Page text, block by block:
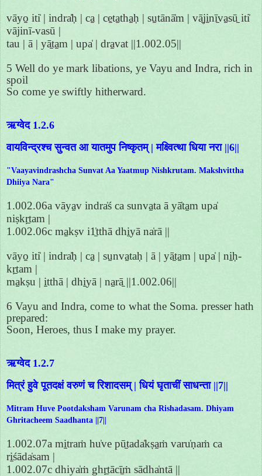
vāyo̱ iti̍ | indra̍ḥ | ca̱ | ce̱ta̱tha̱ḥ | su̱tānā̍m | vā̱ji̱nī̱va̱sū̱ iti̍
vājinī-vasū |
tau | ā | yā̱ta̱m | upa̍ | dra̱vat ||1.002.05||
5 Well do ye mark libations, ye Vayu and Indra, rich in
spoil
So come ye swiftly hitherward.
ऋग्वेद 1.2.6
वायविन्द्रश्च सुन्वत आ यातमुप निष्कृतम् | मक्ष्वित्था धिया नरा ||6||
"Vaayavindrashcha Sunvat Aa Yaatmup Nishkrutam. Makshvittha
Dhiiya Nara"
1.002.06a vāya̱v indra̍ś ca sunva̱ta ā yā̍ta̱m upa̍
niṣkṛ̱tam |
1.002.06c ma̱kṣv i1̱̍tthā dhi̱yā na̍rā ||
vāyo̱ iti̍ | indra̍ḥ | ca̱ | su̱nva̱taḥ | ā | yā̱ta̱m | upa̍ | ni̱ḥ-
kṛ̱tam |
ma̱kṣu | i̱tthā | dhi̱yā | na̱rā̱ ||1.002.06||
6 Vayu and Indra, come to what the Soma. presser hath
prepared:
Soon, Heroes, thus I make my prayer.
ऋग्वेद 1.2.7
मित्रं हुवे पूतदक्षं वरुणं च रिशादसम् | धियं घृताचीं साधन्ता ||7||
Mitram Huve Pootdaksham Varunam cha Rishadasam. Dhiyam
Ghritacheem Saadhanta ||7||
1.002.07a mi̱traṁ hu̍ve pū̱tada̍kṣa̱ṁ varu̍ṇaṁ ca
ri̱śāda̍sam |
1.002.07c dhiya̍ṁ ghṛ̱tācī̱ṁ sādha̍ntā ||